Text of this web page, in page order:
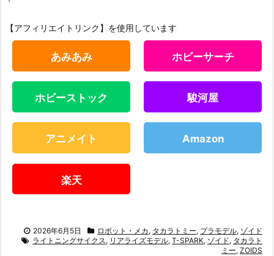
【アフィリエイトリンク】を使用しています
あみあみ ホビーサーチ
ホビーストック 駿河屋
アニメイト Amazon
楽天
2026年6月5日 ロボット・メカ , タカラトミー, プラモデル, ゾイド
ライトニングサイクス, リアライズモデル, T-SPARK, ゾイド, タカラト
ミー, ZOIDS